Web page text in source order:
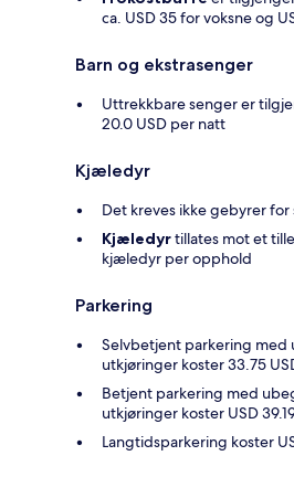
ca. USD 35 for voksne og
Barn og ekstrasenger
Uttrekkbare senger er
20.0 USD per natt
Kjæledyr
Det kreves ikke gebyrer
Kjæledyrtillates mot et
kjæledyr per opphold
Parkering
Selvbetjent parkering med
utkjøringer koster 33.75
Betjent parkering med
utkjøringer koster USD
Langtidsparkering koster